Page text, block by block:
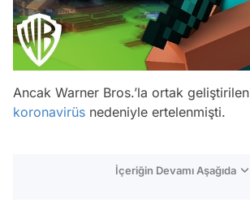
Ancak Warner Bros.’la ortak geliştirilen
koronavirüs nedeniyle ertelenmişti.
İçeriğin Devamı Aşağıda